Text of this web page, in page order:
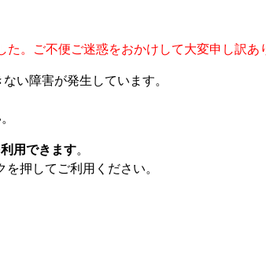
。ご不便ご迷惑をおかけして大変申し訳あ
い障害が発生しています。
用できます。
押してご利用ください。